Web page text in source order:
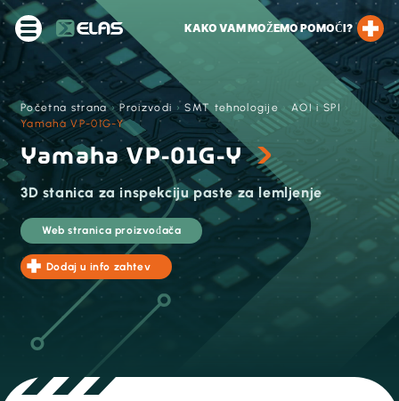
KAKO VAM MOŽEMO POMOĆI?
Početna strana›Proizvodi ›SMT tehnologije ›AOI i SPI ›
Yamaha VP-01G-Y
Yamaha VP-01G-Y
3D stanica za inspekciju paste za lemljenje
Web stranica proizvođača
Dodaj u info zahtev